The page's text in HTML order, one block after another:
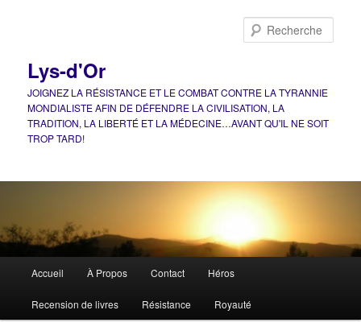
Lys-d'Or
JOIGNEZ LA RÉSISTANCE ET LE COMBAT CONTRE LA TYRANNIE
MONDIALISTE AFIN DE DÉFENDRE LA CIVILISATION, LA
TRADITION, LA LIBERTÉ ET LA MÉDECINE…AVANT QU'IL NE SOIT
TROP TARD!
principal
Accueil À Propos Contact Héros
Recension de livres Résistance Royauté